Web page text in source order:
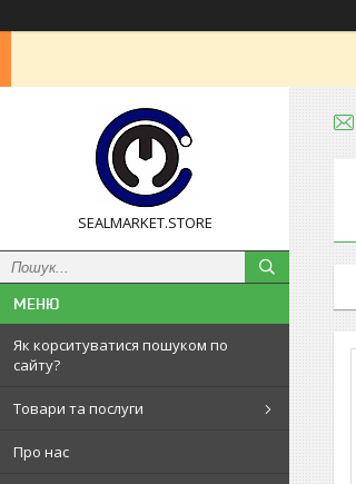
SEALMARKET.STORE
Як корситуватися пошуком по
сайту?
Товари та послуги
Про нас